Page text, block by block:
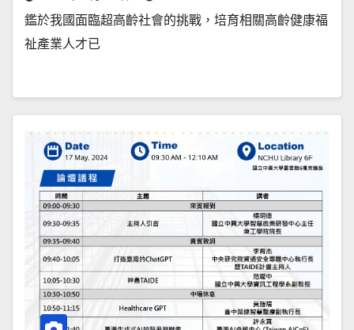
鑑於我國面臨超高齡社會的挑戰，培育相關高齡健康福
祉產業人才已